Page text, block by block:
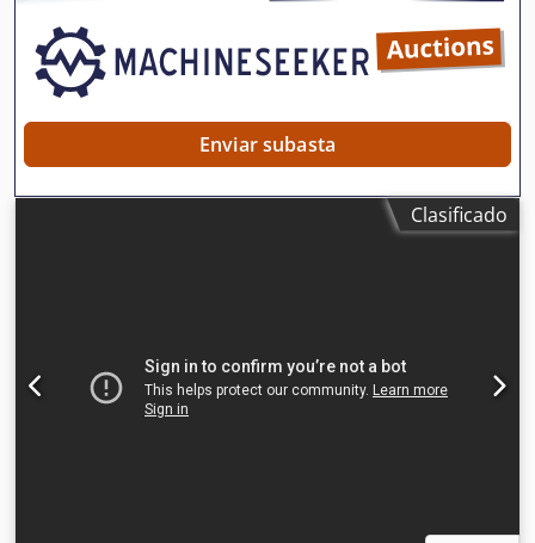
remachado, lo que la convierte en una valiosa solución
para la fabricación y el montaje. La prensa se caracteriza
por su facilidad de uso y flexibilidad, lo que permite su uso
Enviar subasta
Clasificado